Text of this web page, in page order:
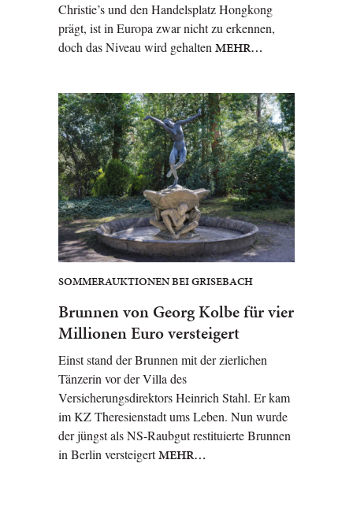
Christie’s und den Handelsplatz Hongkong
prägt, ist in Europa zwar nicht zu erkennen,
doch das Niveau wird gehaltenMEHR…
SOMMERAUKTIONEN BEI GRISEBACH
Brunnen von Georg Kolbe für vier
Millionen Euro versteigert
Einst stand der Brunnen mit der zierlichen
Tänzerin vor der Villa des
Versicherungsdirektors Heinrich Stahl. Er kam
im KZ Theresienstadt ums Leben. Nun wurde
der jüngst als NS-Raubgut restituierte Brunnen
in Berlin versteigertMEHR…